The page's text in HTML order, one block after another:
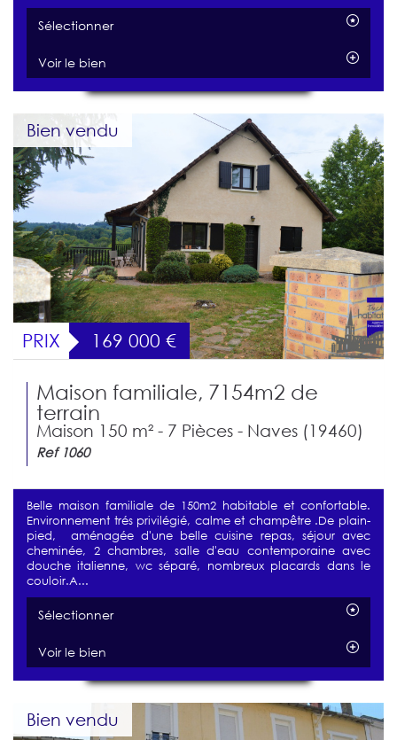
Sélectionner
Voir le bien
Bien vendu
PRIX 169 000 €
Maison familiale, 7154m2 de
terrain
Maison 150 m² - 7 Pièces - Naves (19460)
Ref 1060
Belle maison familiale de 150m2 habitable et confortable.
Environnement trés privilégié, calme et champêtre .De plain-
pied, aménagée d'une belle cuisine repas, séjour avec
cheminée, 2 chambres, salle d'eau contemporaine avec
douche italienne, wc séparé, nombreux placards dans le
couloir.A...
Sélectionner
Voir le bien
Bien vendu